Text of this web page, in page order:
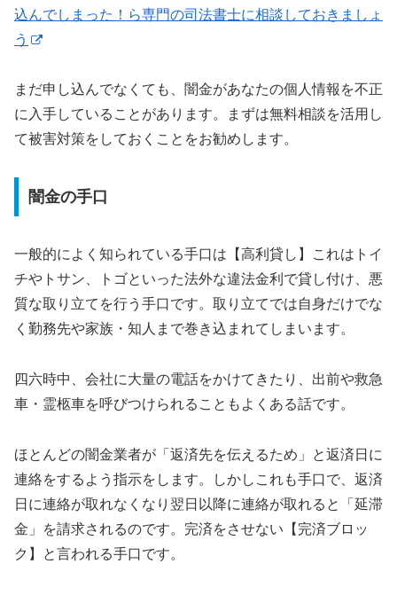
込んでしまった！ら専門の司法書士に相談しておきましょ
う
まだ申し込んでなくても、闇金があなたの個人情報を不正
に入手していることがあります。まずは無料相談を活用し
て被害対策をしておくことをお勧めします。
闇金の手口
一般的によく知られている手口は【高利貸し】これはトイ
チやトサン、トゴといった法外な違法金利で貸し付け、悪
質な取り立てを行う手口です。取り立てでは自身だけでな
く勤務先や家族・知人まで巻き込まれてしまいます。
四六時中、会社に大量の電話をかけてきたり、出前や救急
車・霊柩車を呼びつけられることもよくある話です。
ほとんどの闇金業者が「返済先を伝えるため」と返済日に
連絡をするよう指示をします。しかしこれも手口で、返済
日に連絡が取れなくなり翌日以降に連絡が取れると「延滞
金」を請求されるのです。完済をさせない【完済ブロッ
ク】と言われる手口です。